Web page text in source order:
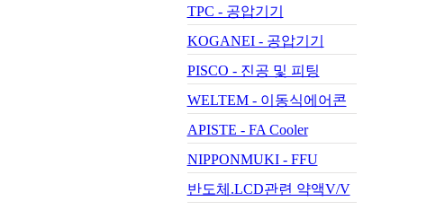
TPC - 공압기기
KOGANEI - 공압기기
PISCO - 진공 및 피팅
WELTEM - 이동식에어콘
APISTE - FA Cooler
NIPPONMUKI - FFU
반도체.LCD관련 약액V/V